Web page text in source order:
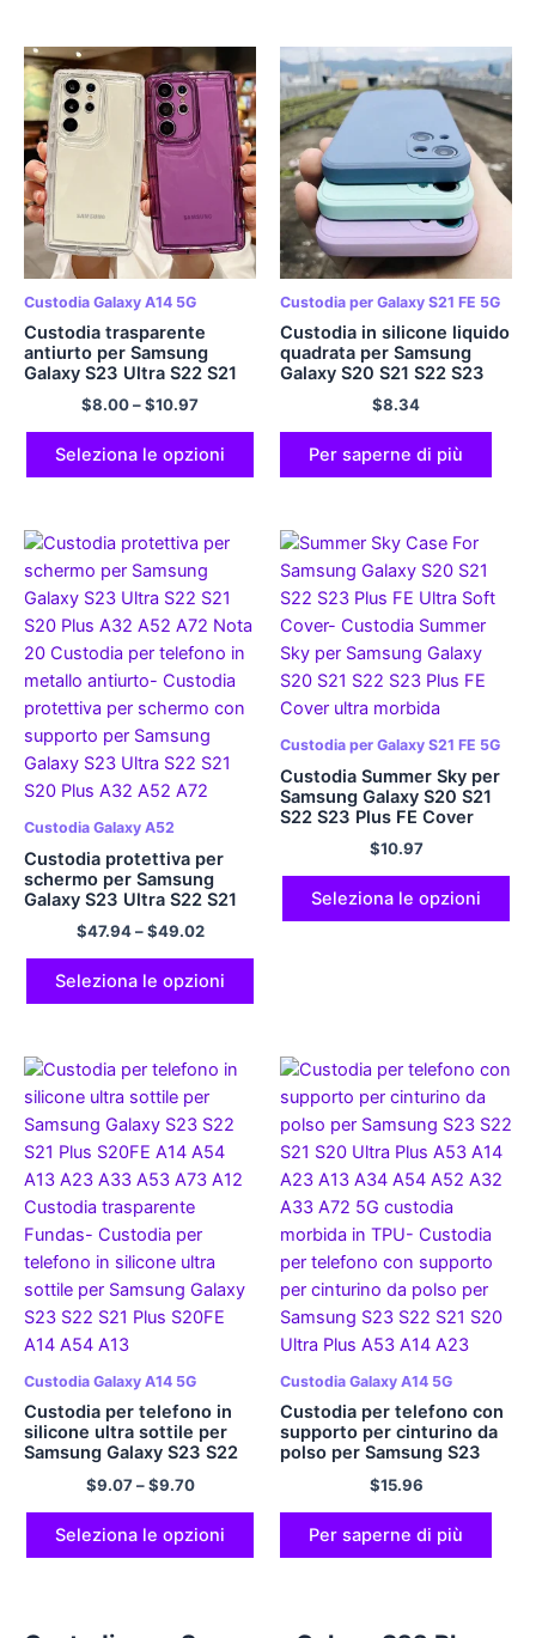
Custodia Galaxy A14 5G
Custodia trasparente
antiurto per Samsung
Galaxy S23 Ultra S22 S21
Plus A23 A13 A54 A34
A14 A32 A52 A51 A71 5G
Cover morbida trasparente
$8.00–$10.97
Seleziona le opzioni
Custodia per Galaxy S21 FE 5G
Custodia in silicone liquido
quadrata per Samsung
Galaxy S20 S21 S22 S23
Ultra 5G S21 FE S20 Plus
S10 A50 A70 Nota 20 10
Copertina morbida
$8.34
Per saperne di più
Custodia Galaxy A52
Custodia protettiva per
schermo per Samsung
Galaxy S23 Ultra S22 S21
S20 Plus A32 A52 A72
Nota 20 Custodia per
telefono in metallo
antiurto
$47.94–$49.02
Seleziona le opzioni
Custodia per Galaxy S21 FE 5G
Custodia Summer Sky per
Samsung Galaxy S20 S21
S22 S23 Plus FE Cover
ultra morbida
$10.97
Seleziona le opzioni
Custodia Galaxy A14 5G
Custodia per telefono in
silicone ultra sottile per
Samsung Galaxy S23 S22
S21 Plus S20FE A14 A54
A13 A23 A33 A53 A73
A12 Custodia trasparente
Fundas
$9.07–$9.70
Seleziona le opzioni
Custodia Galaxy A14 5G
Custodia per telefono con
supporto per cinturino da
polso per Samsung S23
S22 S21 S20 Ultra Plus
A53 A14 A23 A13 A34
A54 A52 A32 A33 A72 5G
custodia morbida in TPU
$15.96
Per saperne di più